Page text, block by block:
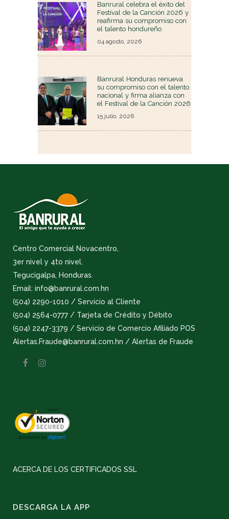
Banrural celebra el éxito del
Festival de la Canción 2026 y
reafirma su compromiso con
el talento hondureño
04 agosto, 2026
Banrural Honduras renueva
su compromiso con el talento
nacional y firma alianza con
el Festival de la Canción 2026
15 julio, 2026
Centro Comercial Novacentro,
3er nivel y 4to nivel.
Tegucigalpa, Honduras.
Email: info@banrural.com.hn
(504) 2290-1010 / Servicio al Cliente
(504) 2564-0777 / Tarjeta de Crédito y Débito
(504) 2247-3379 / Servicio de Comercio Afiliado POS
Alertas.Fraude@banrural.com.hn / Alertas de Fraude
ACERCA DE LOS CERTIFICADOS SSL
DESCARGA LA APP